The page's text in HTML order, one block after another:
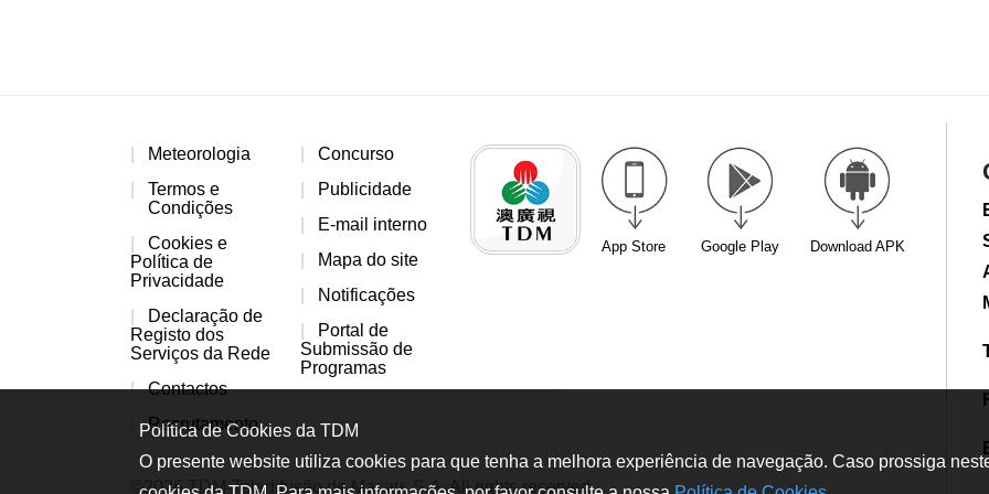
Meteorologia
Termos e
Condições
Cookies e
Política de
Privacidade
Declaração de
Registo dos
Serviços da Rede
Contactos
Recrutamento
Concurso
Publicidade
E-mail interno
Mapa do site
Notificações
Portal de
Submissão de
Programas
App Store Google Play Download APK
©2026 TDM-Teledifusão de Macau, S.A. All rights reserved
Política de Cookies da TDM
O presente website utiliza cookies para que tenha a melhora experiência de navegação. Caso prossiga